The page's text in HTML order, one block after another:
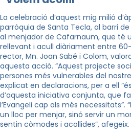
La celebració d’aquest mig milió
parròquia de Santa Tecla, al barri
al menjador de Cafarnaum, que té
rellevant i acull diàriament entre
rector, Mn. Joan Sabé i Colom,
aquesta acció. “Aquest projecte
persones més vulnerables del
explicat en declaracions, per a ell
d’aquesta iniciativa conjunta, que
l’Evangeli cap als més necessitats”.
un lloc per menjar, sinó servir un
sentin còmodes i acollides”, afegeix.